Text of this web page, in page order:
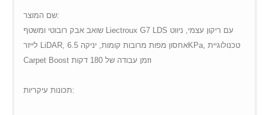
שם המוצר:
שואב אבק רובוטי ומשטף Liectroux G7 LDS עם ריקון עצמי, ניווט
לייזר LiDAR, אחסון מפות מרובות קומות, יניקה 6.5KPa, טכנולוגיית
Carpet Boost וזמן עבודה של 180 דקות
תכונות עיקריות: